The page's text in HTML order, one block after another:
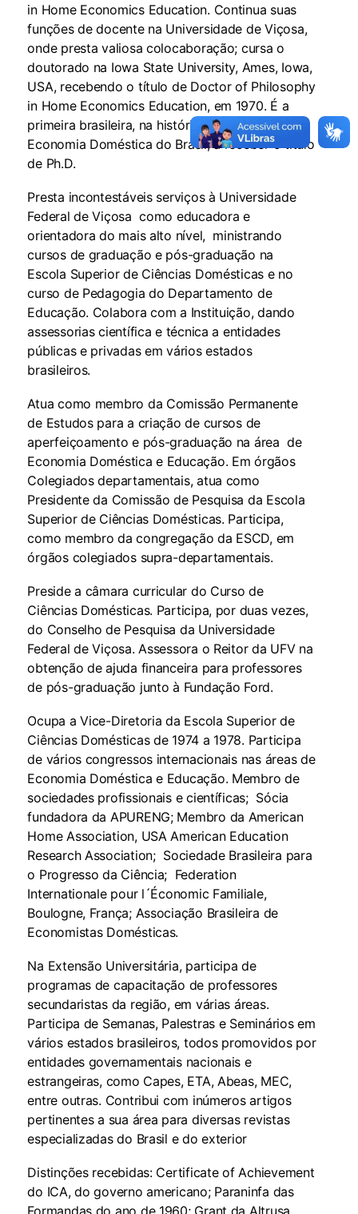
in Home Economics Education. Continua suas
funções de docente na Universidade de Viçosa,
onde presta valiosa colocaboração; cursa o
doutorado na Iowa State University, Ames, Iowa,
USA, recebendo o título de Doctor of Philosophy
in Home Economics Education, em 1970. É a
primeira brasileira, na história do Curso de
Economia Doméstica do Brasil, a receber o título
de Ph.D.
Presta incontestáveis serviços à Universidade
Federal de Viçosa como educadora e
orientadora do mais alto nível, ministrando
cursos de graduação e pós-graduação na
Escola Superior de Ciências Domésticas e no
curso de Pedagogia do Departamento de
Educação. Colabora com a Instituição, dando
assessorias científica e técnica a entidades
públicas e privadas em vários estados
brasileiros.
Atua como membro da Comissão Permanente
de Estudos para a criação de cursos de
aperfeiçoamento e pós-graduação na área de
Economia Doméstica e Educação. Em órgãos
Colegiados departamentais, atua como
Presidente da Comissão de Pesquisa da Escola
Superior de Ciências Domésticas. Participa,
como membro da congregação da ESCD, em
órgãos colegiados supra-departamentais.
Preside a câmara curricular do Curso de
Ciências Domésticas. Participa, por duas vezes,
do Conselho de Pesquisa da Universidade
Federal de Viçosa. Assessora o Reitor da UFV na
obtenção de ajuda financeira para professores
de pós-graduação junto à Fundação Ford.
Ocupa a Vice-Diretoria da Escola Superior de
Ciências Domésticas de 1974 a 1978. Participa
de vários congressos internacionais nas áreas de
Economia Doméstica e Educação. Membro de
sociedades profissionais e científicas; Sócia
fundadora da APURENG; Membro da American
Home Association, USA American Education
Research Association; Sociedade Brasileira para
o Progresso da Ciência; Federation
Internationale pour l´Économic Familiale,
Boulogne, França; Associação Brasileira de
Economistas Domésticas.
Na Extensão Universitária, participa de
programas de capacitação de professores
secundaristas da região, em várias áreas.
Participa de Semanas, Palestras e Seminários em
vários estados brasileiros, todos promovidos por
entidades governamentais nacionais e
estrangeiras, como Capes, ETA, Abeas, MEC,
entre outras. Contribui com inúmeros artigos
pertinentes a sua área para diversas revistas
especializadas do Brasil e do exterior
Distinções recebidas: Certificate of Achievement
do ICA, do governo americano; Paraninfa das